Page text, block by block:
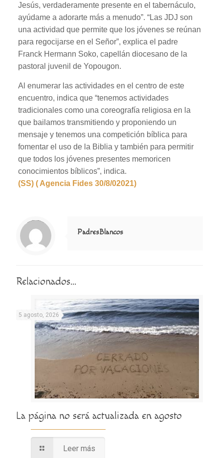
Jesús, verdaderamente presente en el tabernáculo,
ayúdame a adorarte más a menudo”. “Las JDJ son
una actividad que permite que los jóvenes se reúnan
para regocijarse en el Señor”, explica el padre
Franck Hermann Soko, capellán diocesano de la
pastoral juvenil de Yopougon.
Al enumerar las actividades en el centro de este
encuentro, indica que “tenemos actividades
tradicionales como una coreografía religiosa en la
que bailamos transmitiendo y proponiendo un
mensaje y tenemos una competición bíblica para
fomentar el uso de la Biblia y también para permitir
que todos los jóvenes presentes memoricen
conocimientos bíblicos”, indica.
(SS) ( Agencia Fides 30/8/02021)
Notice
: Trying to access array offset on value of type null in
/home/misioner/public_html/padresblancos/themes/betheme/includes/content-single.php
on line
286
PadresBlancos
Relacionados...
5 agosto, 2026
La página no será actualizada en agosto
Leer más